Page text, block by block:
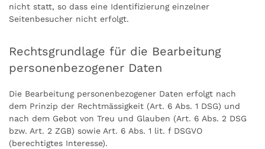
nicht statt, so dass eine Identifizierung einzelner
Seitenbesucher nicht erfolgt.
Rechtsgrundlage für die Bearbeitung
personenbezogener Daten
Die Bearbeitung personenbezogener Daten erfolgt nach
dem Prinzip der Rechtmässigkeit (Art. 6 Abs. 1 DSG) und
nach dem Gebot von Treu und Glauben (Art. 6 Abs. 2 DSG
bzw. Art. 2 ZGB) sowie Art. 6 Abs. 1 lit. f DSGVO
(berechtigtes Interesse).